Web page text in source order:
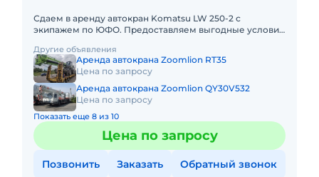
Сдаем в аренду автокран Komatsu LW 250-2 с
экипажем по ЮФО. Предоставляем выгодные условия
федеральном округе. Кро
Другие объявления
Аренда автокрана Zoomlion RT35
Цена по запросу
Аренда автокрана Zoomlion QY30V532
Цена по запросу
Показать еще 8 из 10
Цена по запросу
Позвонить Заказать Обратный звонок